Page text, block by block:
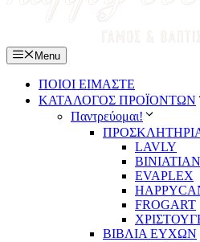
Menu
ΠΟΙΟΙ ΕΙΜΑΣΤΕ
ΚΑΤΑΛΟΓΟΣ ΠΡΟΪΟΝΤΩΝ
Παντρεύομαι!
LAVLY
BINIATIAN
EVAPLEX
FROGART
ΒΙΒΛΙΑ ΕΥΧΩΝ